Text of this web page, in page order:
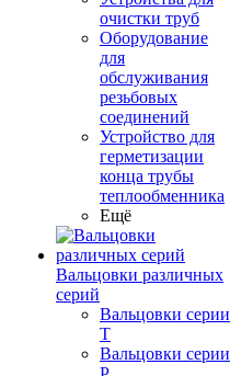
очистки труб
Оборудование
для
обслуживания
резьбовых
соединений
Устройство для
герметизации
конца трубы
теплообменника
Ещё
Вальцовки различных
серий
Вальцовки серии
Т
Вальцовки серии